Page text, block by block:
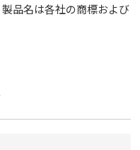
品名は各社の商標および